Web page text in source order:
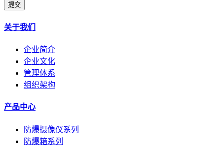
提交
关于我们
企业简介
企业文化
管理体系
组织架构
产品中心
防爆摄像仪系列
防爆箱系列